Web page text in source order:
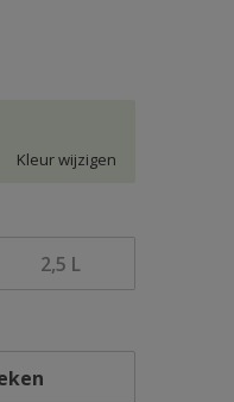
Kleur wijzigen
2,5 L